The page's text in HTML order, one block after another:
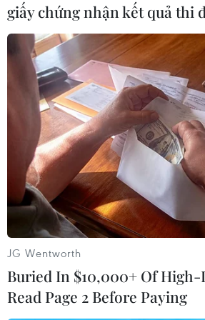
#Syria #Đàm phán #Phe đối lập
#Faisal Akdad
#Lakhdar Brahimi
Syria
Theo dõi VietnamPlus
giấy chứng nhận kết quả thi
JG Wentworth
Buried In $10,000+ Of
Read Page 2 Before Paying